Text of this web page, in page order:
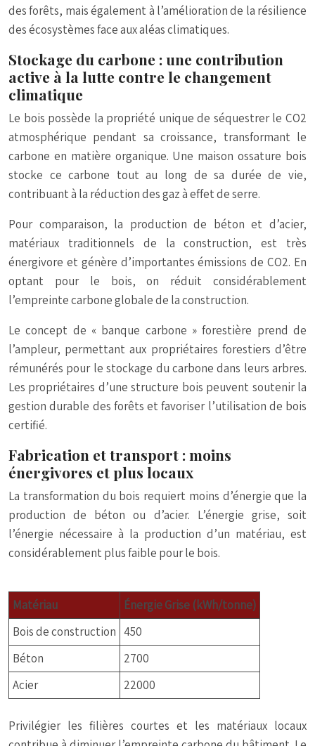
des forêts, mais également à l’amélioration de la résilience
des écosystèmes face aux aléas climatiques.
Stockage du carbone : une contribution
active à la lutte contre le changement
climatique
Le bois possède la propriété unique de séquestrer le CO2
atmosphérique pendant sa croissance, transformant le
carbone en matière organique. Une maison ossature bois
stocke ce carbone tout au long de sa durée de vie,
contribuant à la réduction des gaz à effet de serre.
Pour comparaison, la production de béton et d’acier,
matériaux traditionnels de la construction, est très
énergivore et génère d’importantes émissions de CO2. En
optant pour le bois, on réduit considérablement
l’empreinte carbone globale de la construction.
Le concept de « banque carbone » forestière prend de
l’ampleur, permettant aux propriétaires forestiers d’être
rémunérés pour le stockage du carbone dans leurs arbres.
Les propriétaires d’une structure bois peuvent soutenir la
gestion durable des forêts et favoriser l’utilisation de bois
certifié.
Fabrication et transport : moins
énergivores et plus locaux
La transformation du bois requiert moins d’énergie que la
production de béton ou d’acier. L’énergie grise, soit
l’énergie nécessaire à la production d’un matériau, est
considérablement plus faible pour le bois.
Matériau
Énergie Grise (kWh/tonne)
Bois de construction 450
Béton
2700
Acier
22000
Privilégier les filières courtes et les matériaux locaux